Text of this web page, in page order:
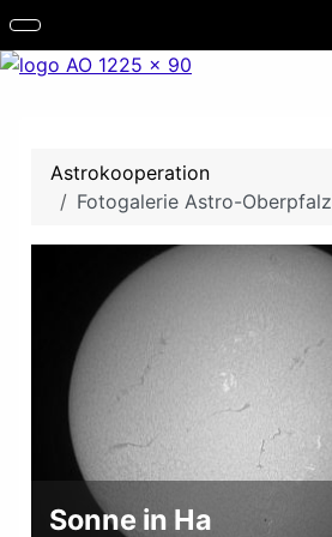
Astrokooperation
Fotogalerie Astro-Oberpfalz
Sonne in Ha